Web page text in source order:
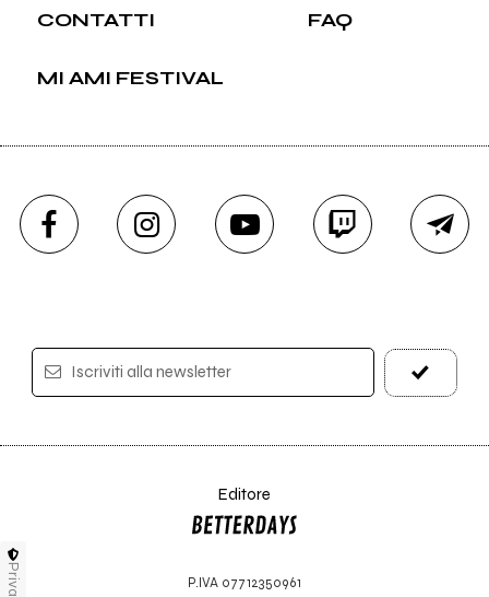
CONTATTI FAQ
MI AMI FESTIVAL
Iscriviti alla newsletter
Editore
P.IVA 07712350961